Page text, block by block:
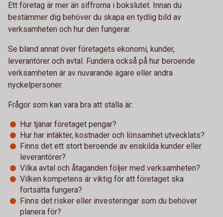
Ett företag är mer än siffrorna i bokslutet. Innan du
bestämmer dig behöver du skapa en tydlig bild av
verksamheten och hur den fungerar.
Se bland annat över företagets ekonomi, kunder,
leverantörer och avtal. Fundera också på hur beroende
verksamheten är av nuvarande ägare eller andra
nyckelpersoner.
Frågor som kan vara bra att ställa är:
Hur tjänar företaget pengar?
Hur har intäkter, kostnader och lönsamhet utvecklats?
Finns det ett stort beroende av enskilda kunder eller
leverantörer?
Vilka avtal och åtaganden följer med verksamheten?
Vilken kompetens är viktig för att företaget ska
fortsätta fungera?
Finns det risker eller investeringar som du behöver
planera för?